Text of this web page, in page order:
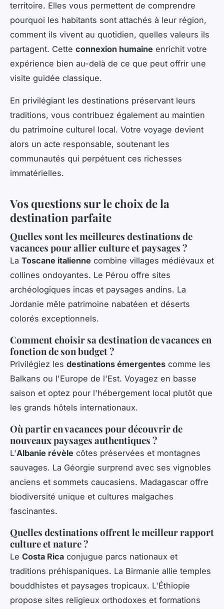
territoire. Elles vous permettent de comprendre
pourquoi les habitants sont attachés à leur région,
comment ils vivent au quotidien, quelles valeurs ils
partagent. Cette connexion humaine enrichit votre
expérience bien au-delà de ce que peut offrir une
visite guidée classique.
En privilégiant les destinations préservant leurs
traditions, vous contribuez également au maintien
du patrimoine culturel local. Votre voyage devient
alors un acte responsable, soutenant les
communautés qui perpétuent ces richesses
immatérielles.
Vos questions sur le choix de la
destination parfaite
Quelles sont les meilleures destinations de
vacances pour allier culture et paysages ?
La Toscane italienne combine villages médiévaux et
collines ondoyantes. Le Pérou offre sites
archéologiques incas et paysages andins. La
Jordanie mêle patrimoine nabatéen et déserts
colorés exceptionnels.
Comment choisir sa destination de vacances en
fonction de son budget ?
Privilégiez les destinations émergentes comme les
Balkans ou l'Europe de l'Est. Voyagez en basse
saison et optez pour l'hébergement local plutôt que
les grands hôtels internationaux.
Où partir en vacances pour découvrir de
nouveaux paysages authentiques ?
L'Albanie révèle côtes préservées et montagnes
sauvages. La Géorgie surprend avec ses vignobles
anciens et sommets caucasiens. Madagascar offre
biodiversité unique et cultures malgaches
fascinantes.
Quelles destinations offrent le meilleur rapport
culture et nature ?
Le Costa Rica conjugue parcs nationaux et
traditions préhispaniques. La Birmanie allie temples
bouddhistes et paysages tropicaux. L'Éthiopie
propose sites religieux orthodoxes et formations